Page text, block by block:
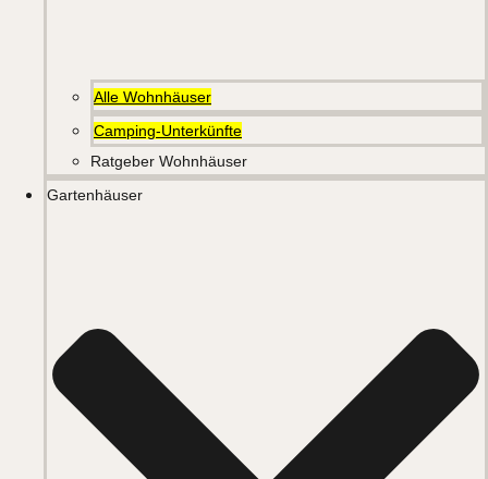
Alle Wohnhäuser
Camping-Unterkünfte
Ratgeber Wohnhäuser
Gartenhäuser